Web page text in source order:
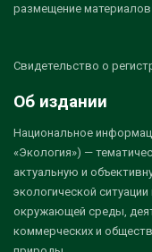
размещение
Свидетельство о
Об издании
Национальное
«Экология») —
актуальную и
экологической
окружающей среды,
коммерческих и